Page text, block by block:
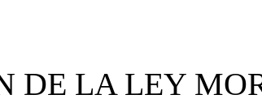
DE LA LEY